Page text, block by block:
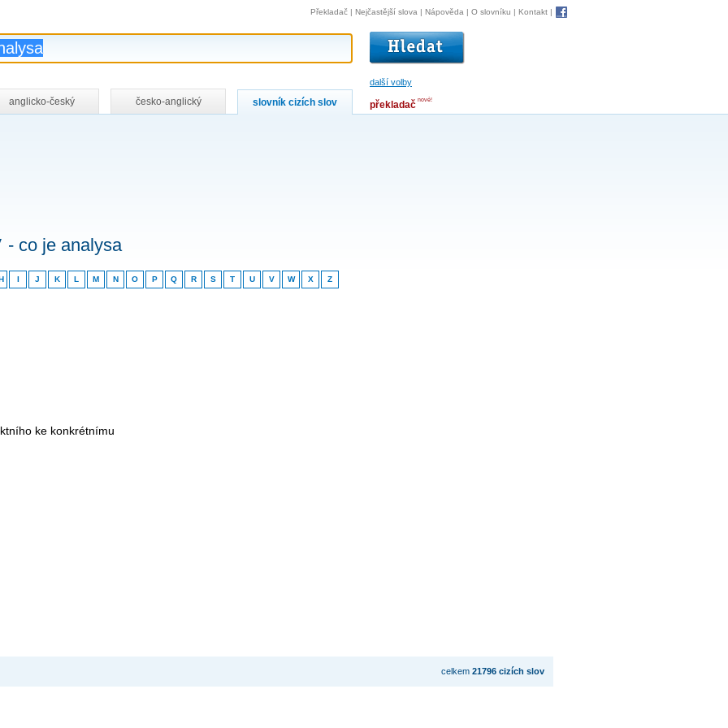
další volby
Překladač | Nejčastější slova | Nápověda | O slovníku | Kontakt |
anglicko-český česko-anglický slovník cizích slov překladač nové!
- co je analysa
I J K L M N O P Q R S T U V W X Z
ke konkrétnímu
celkem 21796 cizích slov